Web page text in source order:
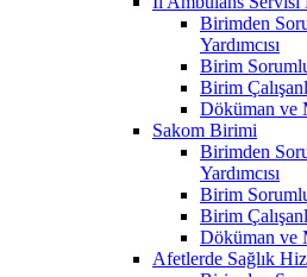
Birimden
Yardımcısı
Birim
Birim
Döküman ve
Sakom Birimi
Birimden
Yardımcısı
Birim
Birim
Döküman ve
Afetlerde Sağlık